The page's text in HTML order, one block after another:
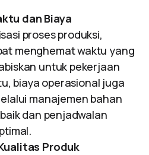
dan Biaya
proses produksi,
menghemat waktu yang
untuk pekerjaan
biaya operasional juga
manajemen bahan
dan penjadwalan
Produk